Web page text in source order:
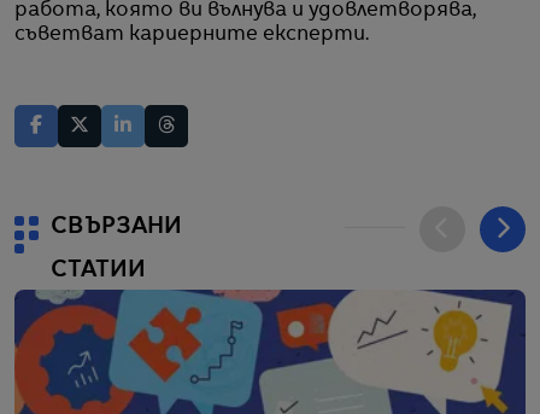
работа, която ви вълнува и удовлетворява,
съветват кариерните експерти.
СВЪРЗАНИ
СТАТИИ